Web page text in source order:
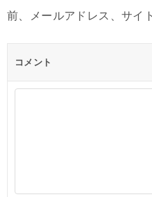
前、メールアドレス、サイ
コメント